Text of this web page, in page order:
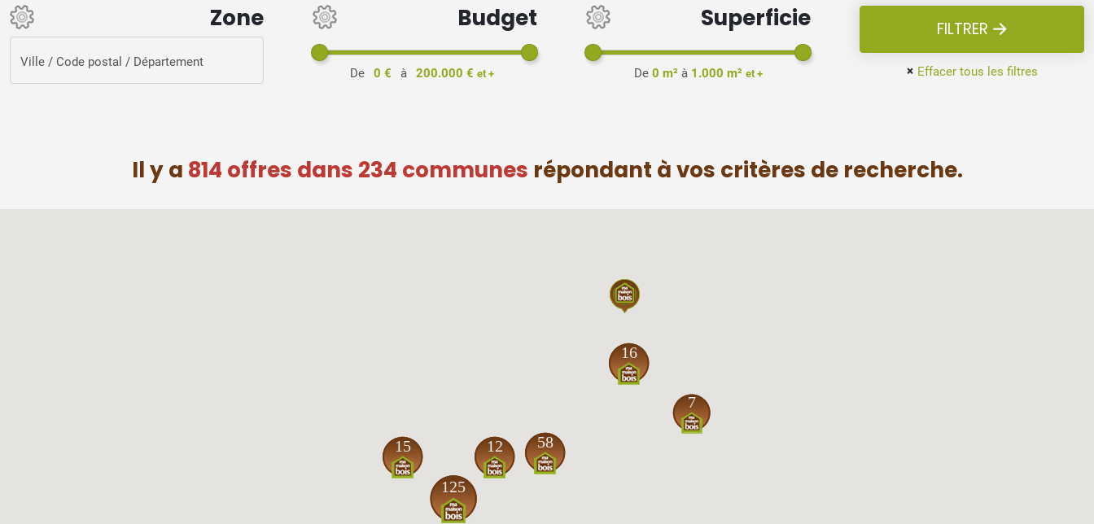
Zone
Ville / Code postal / Département
Budget
De 0 € à 200.000 € et +
Superficie
De 0 m² à 1.000 m² et +
FILTRER
× Effacer tous les filtres
Il y a 814 offres dans 234 communes répondant à vos critères de recherche.
125
58
15
16
7
12